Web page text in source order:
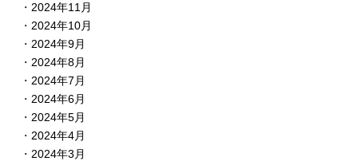
2024年11月
2024年10月
2024年9月
2024年8月
2024年7月
2024年6月
2024年5月
2024年4月
2024年3月